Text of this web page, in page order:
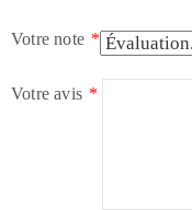
Votre note *
Votre avis *